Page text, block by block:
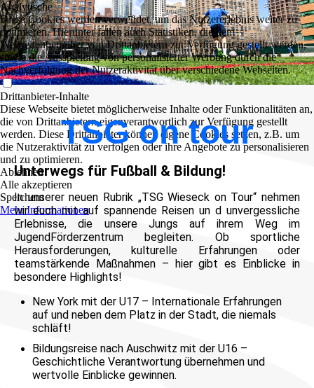
TSG on tour
Unterwegs für Fußball & Bildung!
In unserer neuen Rubrik „TSG Wieseck on Tour“ nehmen
wir euch mit auf spannende Reisen un d unvergessliche
Erlebnisse, die unsere Jungs auf ihrem Weg im
JugendFörderzentrum begleiten. Ob sportliche
Herausforderungen, kulturelle Erfahrungen oder
teamstärkende Maßnahmen – hier gibt es Einblicke in
besondere Highlights!
New York mit der U17 – Internationale Erfahrungen
auf und neben dem Platz in der Stadt, die niemals
schläft!
Bildungsreise nach Auschwitz mit der U16 –
Geschichtliche Verantwortung übernehmen und
wertvolle Einblicke gewinnen.
Analytische
Diese Cookies werden verwendet, um das Nutzererlebnis weiter zu
optimieren. Hierunter fallen auch Statistiken, die dem
Webseitenbetreiber von Drittanbietern zur Verfügung gestellt werden,
sowie die Ausspielung von personalisierter Werbung durch die
Nachverfolgung der Nutzeraktivität über verschiedene Webseiten.
Drittanbieter-Inhalte
Diese Webseite bietet möglicherweise Inhalte oder Funktionalitäten an,
die von Drittanbietern eigenverantwortlich zur Verfügung gestellt
werden. Diese Drittanbieter können eigene Cookies setzen, z.B. um
die Nutzeraktivität zu verfolgen oder ihre Angebote zu personalisieren
und zu optimieren.
Ablehnen
Alle akzeptieren
Speichern
Mehr Informationen